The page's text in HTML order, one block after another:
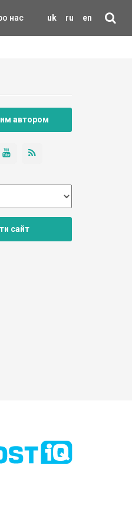
uk ru en
нас
автором
сайт